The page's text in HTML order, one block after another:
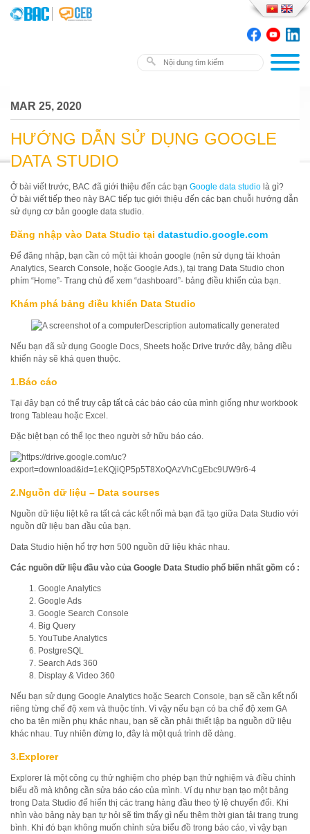
MAR 25, 2020
HƯỚNG DẪN SỬ DỤNG GOOGLE
DATA STUDIO
Ở bài viết trước, BAC đã giới thiệu đến các bạn Google data studio là gì?
Ở bài viết tiếp theo này BAC tiếp tục giới thiệu đến các bạn chuỗi hướng dẫn
sử dụng cơ bản google data studio.
Đăng nhập vào Data Studio tại datastudio.google.com
Để đăng nhập, bạn cần có một tài khoản google (nên sử dụng tài khoản
Analytics, Search Console, hoặc Google Ads.), tại trang Data Studio chon
phím “Home”- Trang chủ để xem “dashboard”- bảng điều khiển của bạn.
Khám phá bảng điều khiển Data Studio
Nếu bạn đã sử dụng Google Docs, Sheets hoặc Drive trước đây, bảng điều
khiển này sẽ khá quen thuộc.
1.Báo cáo
Tại đây bạn có thể truy cập tất cả các báo cáo của mình giống như workbook
trong Tableau hoặc Excel.
Đặc biệt bạn có thể lọc theo người sở hữu báo cáo.
2.Nguồn dữ liệu – Data sourses
Nguồn dữ liệu liệt kê ra tất cả các kết nối mà bạn đã tạo giữa Data Studio với
nguồn dữ liệu ban đầu của bạn.
Data Studio hiện hổ trợ hơn 500 nguồn dữ liệu khác nhau.
Các nguồn dữ liệu đầu vào của Google Data Studio phổ biến nhất gồm có :
Google Analytics
Google Ads
Google Search Console
Big Query
YouTube Analytics
PostgreSQL
Search Ads 360
Display & Video 360
Nếu bạn sử dụng Google Analytics hoặc Search Console, bạn sẽ cần kết nối
riêng từng chế độ xem và thuộc tính. Vì vậy nếu bạn có ba chế độ xem GA
cho ba tên miền phụ khác nhau, bạn sẽ cần phải thiết lập ba nguồn dữ liệu
khác nhau. Tuy nhiên đừng lo, đây là một quá trình dẽ dàng.
3.Explorer
Explorer là một công cụ thử nghiệm cho phép bạn thử nghiệm và điều chình
biểu đồ mà không cần sửa báo cáo của mình. Ví dụ như bạn tạo một bảng
trong Data Studio để hiển thị các trang hàng đầu theo tỷ lệ chuyển đổi. Khi
nhìn vào bảng này bạn tự hỏi sẽ tìm thấy gì nếu thêm thời gian tải trang trung
bình. Khi đó bạn không muốn chỉnh sửa biểu đồ trong báo cáo, vì vậy bạn